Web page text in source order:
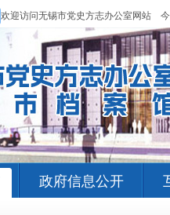
欢迎访问无锡市党史方志办公室网站 今
政府信息公开